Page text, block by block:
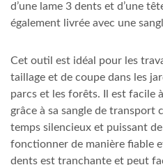
d’une lame 3 dents et d’une
également livrée avec une
Cet outil est idéal pour les
taillage et de coupe dans les
parcs et les forêts. Il est facile
grâce à sa sangle de transport
temps silencieux et puissant
fonctionner de manière fiable
dents est tranchante et peut